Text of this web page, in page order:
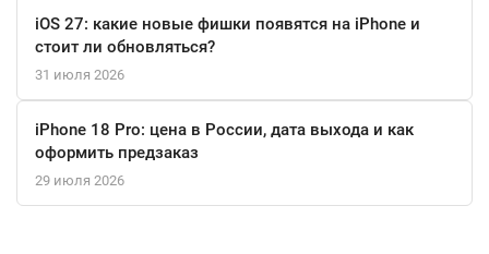
iOS 27: какие новые фишки появятся на iPhone и
стоит ли обновляться?
31 июля 2026
iPhone 18 Pro: цена в России, дата выхода и как
оформить предзаказ
29 июля 2026